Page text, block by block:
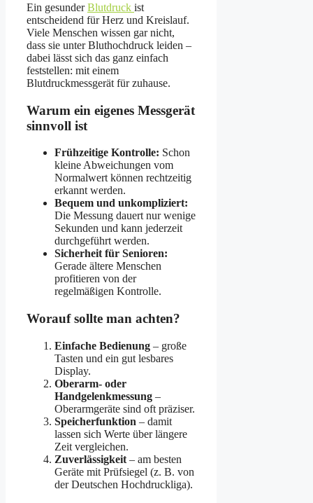
Ein gesunderBlutdruck ist
entscheidend für Herz und Kreislauf.
Viele Menschen wissen gar nicht,
dass sie unter Bluthochdruck leiden –
dabei lässt sich das ganz einfach
feststellen: mit einem
Blutdruckmessgerät für zuhause.
Warum ein eigenes Messgerät
sinnvoll ist
Frühzeitige Kontrolle: Schon
kleine Abweichungen vom
Normalwert können rechtzeitig
erkannt werden.
Bequem und unkompliziert:
Die Messung dauert nur wenige
Sekunden und kann jederzeit
durchgeführt werden.
Sicherheit für Senioren:
Gerade ältere Menschen
profitieren von der
regelmäßigen Kontrolle.
Worauf sollte man achten?
Einfache Bedienung – große
Tasten und ein gut lesbares
Display.
Oberarm- oder
Handgelenkmessung –
Oberarmgeräte sind oft präziser.
Speicherfunktion – damit
lassen sich Werte über längere
Zeit vergleichen.
Zuverlässigkeit – am besten
Geräte mit Prüfsiegel (z. B. von
der Deutschen Hochdruckliga).